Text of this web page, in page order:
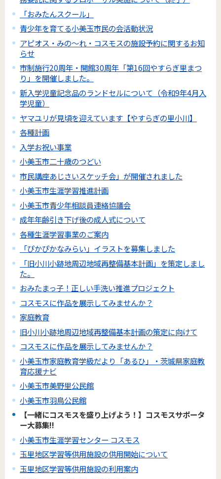
「おみたんスクール」
青少年を育てる小美玉市民の会活動状況
アピオス・みの～れ・コスモスの施設予約に関するお知
らせ
市制施行20周年・開館30周年「第16回やすらぎ里まつ
り」を開催しました。
新入学児童記念品のランドセルについて（令和9年4月入
学児童）
ヤマユリが見頃を迎えています【やすらぎの里小川】
各種計画
入学お祝い事業
小美玉市二十歳のつどい
市民講座あじさいスケッチ会」が開催されました
小美玉市生涯学習推進計画
小美玉市青少年相談員連絡協議会
成年年齢引き下げ後の成人式について
各種生涯学習事業のご案内
「ぴかぴかなみらい」イラストを募集しました
「旧小川小跡地周辺地域再整備基本計画」を策定しまし
た。
おみたまっ子！正しい手洗い推進プロジェクト
コスモスに作品を展示してみませんか？
家庭教育
旧小川小跡地周辺地域再整備基本計画の策定に向けて
コスモスに作品を展示してみませんか？
小美玉市家庭教育学級だより「あるひ」・茨城県家庭教
育応援ナビ
小美玉市美野里公民館
小美玉市羽鳥公民館
【一緒にコスモスを盛り上げよう！】コスモスサポータ
ー大募集!!
小美玉市生涯学習センター コスモス
玉里地区学習等供用施設の供用開始について
玉里地区学習等供用施設の利用案内